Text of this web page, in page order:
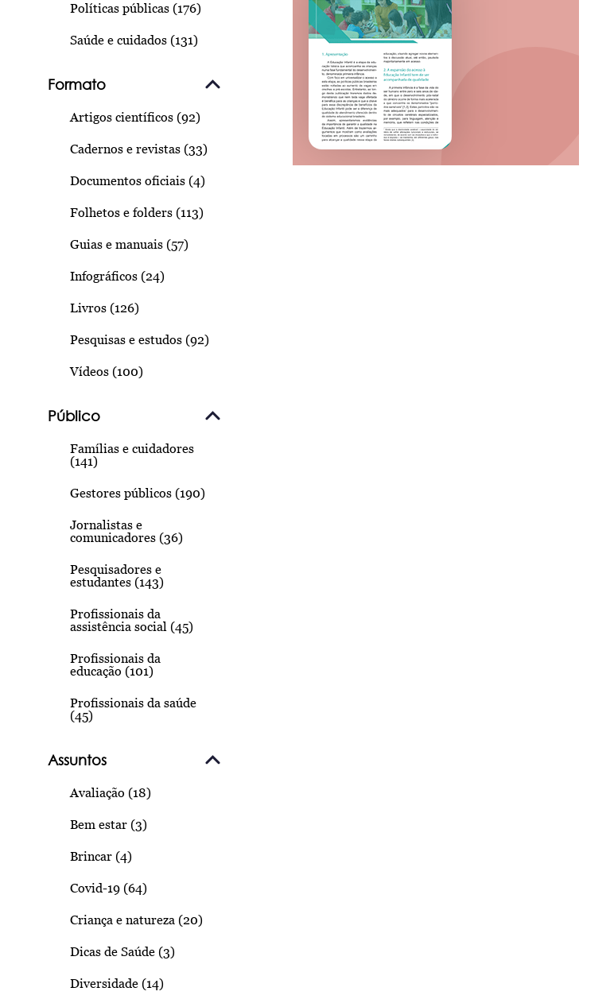
Políticas públicas (176)
Saúde e cuidados (131)
Formato
Artigos científicos (92)
Cadernos e revistas (33)
Documentos oficiais (4)
Folhetos e folders (113)
Guias e manuais (57)
Infográficos (24)
Livros (126)
Pesquisas e estudos (92)
Vídeos (100)
Público
Famílias e cuidadores
(141)
Gestores públicos (190)
Jornalistas e
comunicadores (36)
Pesquisadores e
estudantes (143)
Profissionais da
assistência social (45)
Profissionais da
educação (101)
Profissionais da saúde
(45)
Assuntos
Avaliação (18)
Bem estar (3)
Brincar (4)
Covid-19 (64)
Criança e natureza (20)
Dicas de Saúde (3)
Diversidade (14)